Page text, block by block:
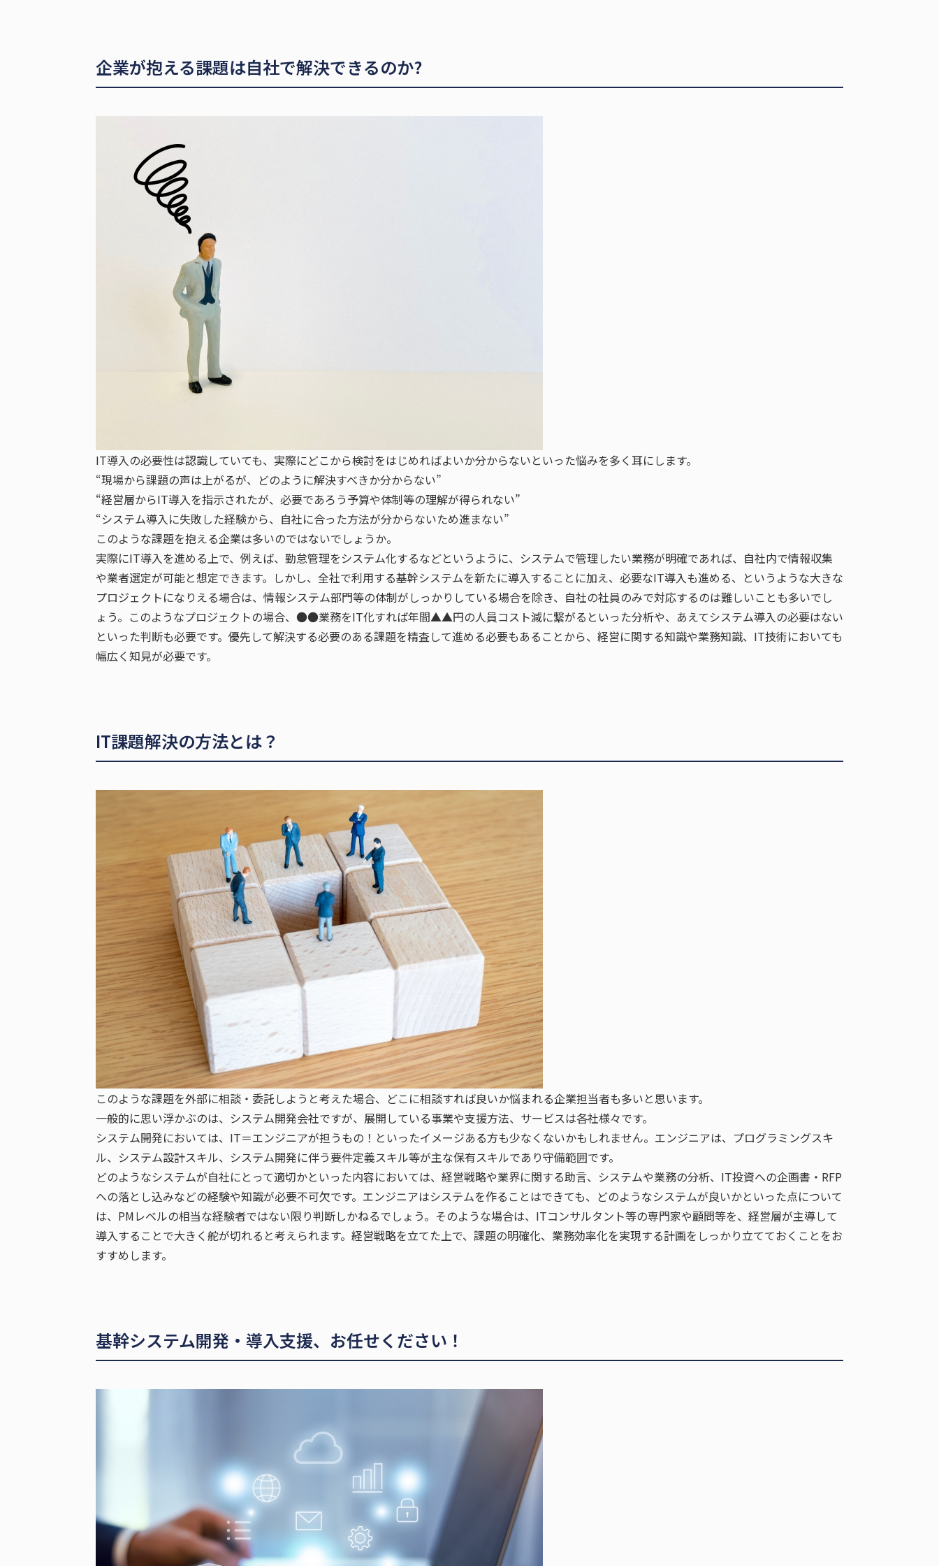
企業が抱える課題は自社で解決できるのか?
IT導入の必要性は認識していても、実際にどこから検討をはじめればよいか分からないといった悩みを多く耳にします。
“現場から課題の声は上がるが、どのように解決すべきか分からない”
“経営層からIT導入を指示されたが、必要であろう予算や体制等の理解が得られない”
“システム導入に失敗した経験から、自社に合った方法が分からないため進まない”
このような課題を抱える企業は多いのではないでしょうか。
実際にIT導入を進める上で、例えば、勤怠管理をシステム化するなどというように、システムで管理したい業務が明確であれば、自社内で情報収集
や業者選定が可能と想定できます。しかし、全社で利用する基幹システムを新たに導入することに加え、必要なIT導入も進める、というような大きな
プロジェクトになりえる場合は、情報システム部門等の体制がしっかりしている場合を除き、自社の社員のみで対応するのは難しいことも多いでし
ょう。このようなプロジェクトの場合、●●業務をIT化すれば年間▲▲円の人員コスト減に繋がるといった分析や、あえてシステム導入の必要はない
といった判断も必要です。優先して解決する必要のある課題を精査して進める必要もあることから、経営に関する知識や業務知識、IT技術においても
幅広く知見が必要です。
IT課題解決の方法とは？
このような課題を外部に相談・委託しようと考えた場合、どこに相談すれば良いか悩まれる企業担当者も多いと思います。
一般的に思い浮かぶのは、システム開発会社ですが、展開している事業や支援方法、サービスは各社様々です。
システム開発においては、IT＝エンジニアが担うもの！といったイメージある方も少なくないかもしれません。エンジニアは、プログラミングスキ
ル、システム設計スキル、システム開発に伴う要件定義スキル等が主な保有スキルであり守備範囲です。
どのようなシステムが自社にとって適切かといった内容においては、経営戦略や業界に関する助言、システムや業務の分析、IT投資への企画書・RFP
への落とし込みなどの経験や知識が必要不可欠です。エンジニアはシステムを作ることはできても、どのようなシステムが良いかといった点について
は、PMレベルの相当な経験者ではない限り判断しかねるでしょう。そのような場合は、ITコンサルタント等の専門家や顧問等を、経営層が主導して
導入することで大きく舵が切れると考えられます。経営戦略を立てた上で、課題の明確化、業務効率化を実現する計画をしっかり立てておくことをお
すすめします。
基幹システム開発・導入支援、お任せください！